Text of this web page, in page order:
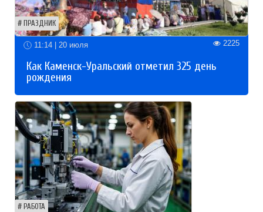
ПРАЗДНИК
11:14 | 20 июля 2225
Как Каменск-Уральский отметил 325 день
рождения
РАБОТА